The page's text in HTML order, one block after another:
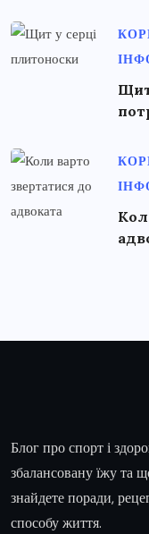
Блог про спорт і
збалансовану їжу та
знайдете поради,
способу життя.